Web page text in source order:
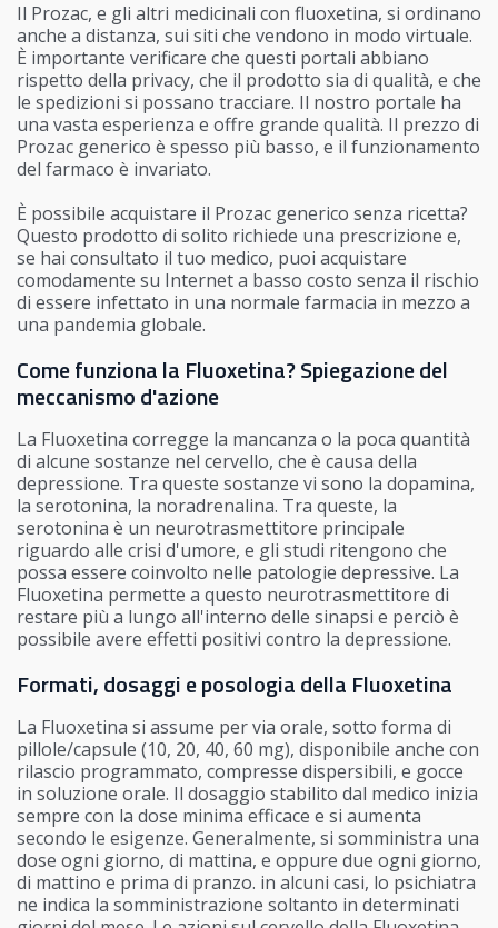
Il Prozac, e gli altri medicinali con fluoxetina, si ordinano
anche a distanza, sui siti che vendono in modo virtuale.
È importante verificare che questi portali abbiano
rispetto della privacy, che il prodotto sia di qualità, e che
le spedizioni si possano tracciare. Il nostro portale ha
una vasta esperienza e offre grande qualità. Il prezzo di
Prozac generico è spesso più basso, e il funzionamento
del farmaco è invariato.
È possibile acquistare il Prozac generico senza ricetta?
Questo prodotto di solito richiede una prescrizione e,
se hai consultato il tuo medico, puoi acquistare
comodamente su Internet a basso costo senza il rischio
di essere infettato in una normale farmacia in mezzo a
una pandemia globale.
Come funziona la Fluoxetina? Spiegazione del
meccanismo d'azione
La Fluoxetina corregge la mancanza o la poca quantità
di alcune sostanze nel cervello, che è causa della
depressione. Tra queste sostanze vi sono la dopamina,
la serotonina, la noradrenalina. Tra queste, la
serotonina è un neurotrasmettitore principale
riguardo alle crisi d'umore, e gli studi ritengono che
possa essere coinvolto nelle patologie depressive. La
Fluoxetina permette a questo neurotrasmettitore di
restare più a lungo all'interno delle sinapsi e perciò è
possibile avere effetti positivi contro la depressione.
Formati, dosaggi e posologia della Fluoxetina
La Fluoxetina si assume per via orale, sotto forma di
pillole/capsule (10, 20, 40, 60 mg), disponibile anche con
rilascio programmato, compresse dispersibili, e gocce
in soluzione orale. Il dosaggio stabilito dal medico inizia
sempre con la dose minima efficace e si aumenta
secondo le esigenze. Generalmente, si somministra una
dose ogni giorno, di mattina, e oppure due ogni giorno,
di mattino e prima di pranzo. in alcuni casi, lo psichiatra
ne indica la somministrazione soltanto in determinati